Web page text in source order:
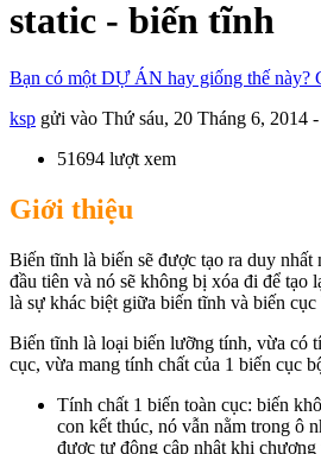
static - biến tĩnh
Bạn có một DỰ ÁN hay giống thế này?
ksp gửi vào Thứ sáu, 20 Tháng 6, 2014
51694 lượt xem
Giới thiệu
Biến tĩnh là biến sẽ được tạo ra duy nhất
đầu tiên và nó sẽ không bị xóa đi để
là sự khác biệt giữa biến tĩnh và biến cục
Biến tĩnh là loại biến lưỡng tính, vừa có
cục, vừa mang tính chất của 1 biến cục
Tính chất 1 biến toàn cục: biến
con kết thúc, nó vẫn nằm trong ô
được tự động cập nhật khi